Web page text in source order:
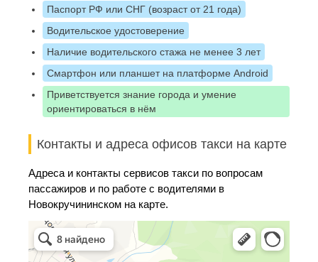
Паспорт РФ или СНГ (возраст от 21 года)
Водительское удостоверение
Наличие водительского стажа не менее 3 лет
Смартфон или планшет на платформе Android
Приветствуется знание города и умение
ориентироваться в нём
Контакты и адреса офисов такси на карте
Адреса и контакты сервисов такси по вопросам
пассажиров и по работе с водителями в
Новокручининском на карте.